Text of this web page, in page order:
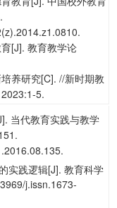
[J]. 教育教学论
养研究[C]. //新时期教
5.
当代教育实践与教学
实践逻辑[J]. 教育科学
j.issn.1673-